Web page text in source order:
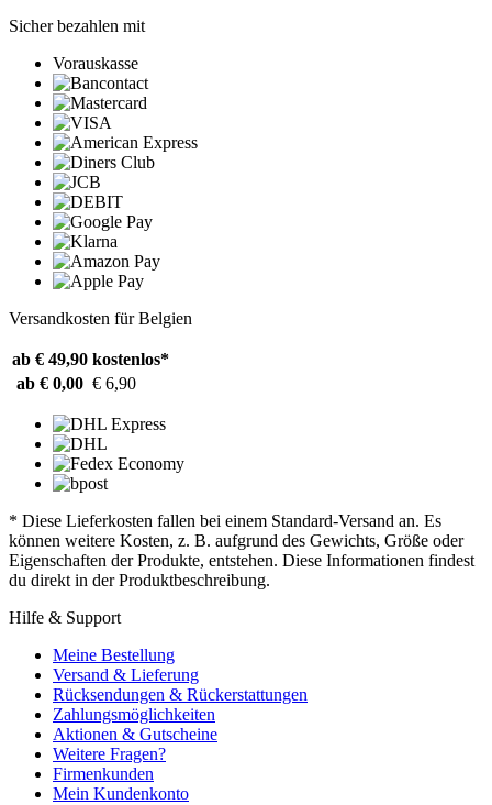
Sicher bezahlen mit
Vorauskasse
Versandkosten für Belgien
ab € 49,90 kostenlos*
ab € 0,00 € 6,90
* Diese Lieferkosten fallen bei einem Standard-Versand an. Es
können weitere Kosten, z. B. aufgrund des Gewichts, Größe oder
Eigenschaften der Produkte, entstehen. Diese Informationen findest
du direkt in der Produktbeschreibung.
Hilfe & Support
Meine Bestellung
Versand & Lieferung
Rücksendungen & Rückerstattungen
Zahlungsmöglichkeiten
Aktionen & Gutscheine
Weitere Fragen?
Firmenkunden
Mein Kundenkonto